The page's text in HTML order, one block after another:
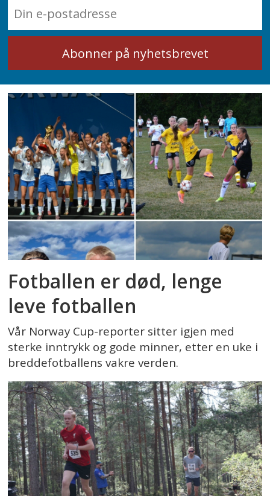
Fotballen er død, lenge
leve fotballen
Vår Norway Cup-reporter sitter igjen med
sterke inntrykk og gode minner, etter en uke i
breddefotballens vakre verden.